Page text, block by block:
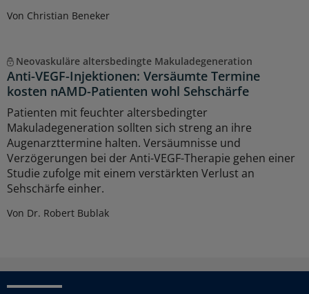
Von Christian Beneker
Neovaskuläre altersbedingte Makuladegeneration
Anti-VEGF-Injektionen: Versäumte Termine
kosten nAMD-Patienten wohl Sehschärfe
Patienten mit feuchter altersbedingter
Makuladegeneration sollten sich streng an ihre
Augenarzttermine halten. Versäumnisse und
Verzögerungen bei der Anti-VEGF-Therapie gehen einer
Studie zufolge mit einem verstärkten Verlust an
Sehschärfe einher.
Von Dr. Robert Bublak